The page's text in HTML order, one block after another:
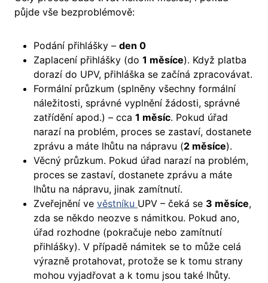
půjde vše bezproblémově:
Podání přihlášky – den 0
Zaplacení přihlášky (do 1 měsíce). Když platba
dorazí do UPV, přihláška se začíná zpracovávat.
Formální průzkum (splněny všechny formální
náležitosti, správné vyplnění žádosti, správné
zatřídění apod.) – cca 1 měsíc. Pokud úřad
narazí na problém, proces se zastaví, dostanete
zprávu a máte lhůtu na nápravu (2 měsíce).
Věcný průzkum. Pokud úřad narazí na problém,
proces se zastaví, dostanete zprávu a máte
lhůtu na nápravu, jinak zamítnutí.
Zveřejnění ve věstníku UPV – čeká se 3 měsíce,
zda se někdo neozve s námitkou. Pokud ano,
úřad rozhodne (pokračuje nebo zamítnutí
přihlášky). V případě námitek se to může celá
výrazně protahovat, protože se k tomu strany
mohou vyjadřovat a k tomu jsou také lhůty.